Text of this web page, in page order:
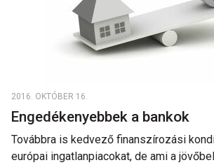
2016. OKTÓBER 16.
Engedékenyebbek a bankok
Továbbra is kedvező finanszírozási
európai ingatlanpiacokat, de ami a